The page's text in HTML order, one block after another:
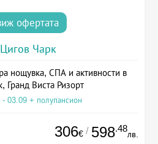
офертата
Цигов Чарк
нощувка, СПА и активности в
Гранд Виста Ризорт
- 03.09 + полупансион
306€ / 598.48
лв.